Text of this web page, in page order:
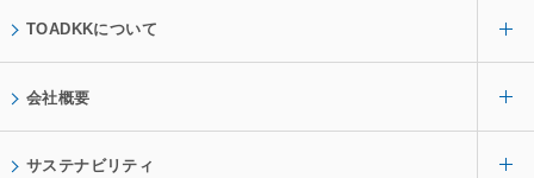
TOADKKについて
会社概要
サステナビリティ